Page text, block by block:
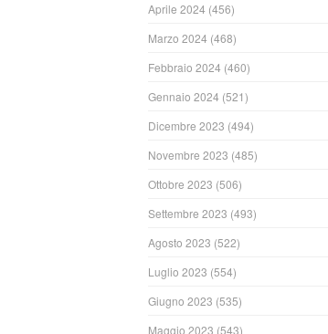
Aprile 2024 (456)
Marzo 2024 (468)
Febbraio 2024 (460)
Gennaio 2024 (521)
Dicembre 2023 (494)
Novembre 2023 (485)
Ottobre 2023 (506)
Settembre 2023 (493)
Agosto 2023 (522)
Luglio 2023 (554)
Giugno 2023 (535)
Maggio 2023 (543)